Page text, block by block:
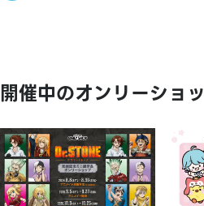
開催中のオンリーショ